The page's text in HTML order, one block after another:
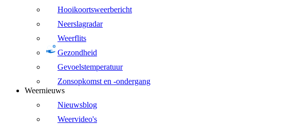
Hooikoortsweerbericht
Neerslagradar
Weerflits
Gezondheid
Gevoelstemperatuur
Zonsopkomst en -ondergang
Weernieuws
Nieuwsblog
Weervideo's